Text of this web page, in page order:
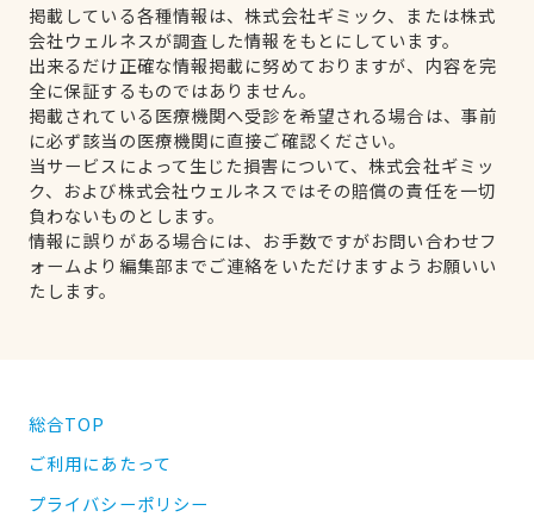
掲載している各種情報は、株式会社ギミック、または株式
会社ウェルネスが調査した情報をもとにしています。
出来るだけ正確な情報掲載に努めておりますが、内容を完
全に保証するものではありません。
掲載されている医療機関へ受診を希望される場合は、事前
に必ず該当の医療機関に直接ご確認ください。
当サービスによって生じた損害について、株式会社ギミッ
ク、および株式会社ウェルネスではその賠償の責任を一切
負わないものとします。
情報に誤りがある場合には、お手数ですがお問い合わせフ
ォームより編集部までご連絡をいただけますようお願いい
たします。
総合TOP
ご利用にあたって
プライバシーポリシー